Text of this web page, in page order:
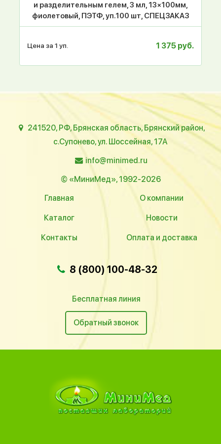
и разделительным гелем, 3 мл, 13×100мм,
фиолетовый, ПЭТФ, уп.100 шт, СПЕЦЗАКАЗ
Цена за 1 уп. 1 375 руб.
241520, РФ, Брянская область, Брянский район,
с.Супонево, ул. Шоссейная, 17А
info@minimed.ru
© «МиниМед», 1992-2026
Главная
О компании
Каталог Новости
Контакты Оплата и доставка
8 (800) 100-48-32
Бесплатная линия
Обратный звонок